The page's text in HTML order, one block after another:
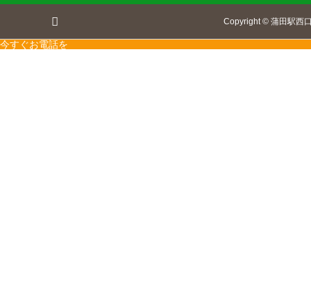
Copyright © 蒲田駅西
今すぐお電話を